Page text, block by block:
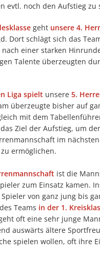
evtl. noch den Aufstieg zu
geht unsere 4.
Dort schlägt sich das
einer starken
Talente überzeugten
Liga spielt unsere 5.
überzeugte bisher auf
mit dem
Ziel der Aufstieg, um
im nächsten
ermöglichen.
ist die
zum Einsatz kamen.
von ganz jung bis
Teams in der 1.
oft eine sehr junge
auswärts ältere
spielen wollen, oft ihre